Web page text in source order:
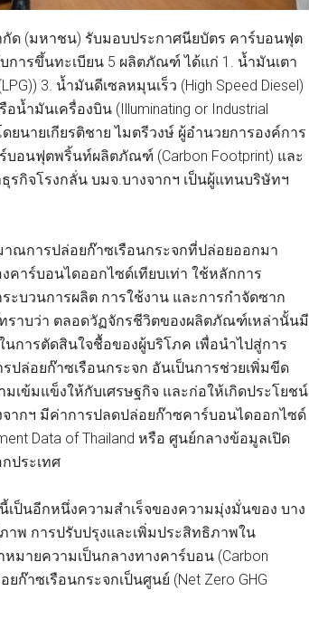
กัด (มหาชน) รับมอบประกาศนียบัตร คาร์บอนฟุต
การขึ้นทะเบียน 5 ผลิตภัณฑ์ ได้แก่ 1. น้ำมันเตา
3. น้ำมันดีเซลหมุนเร็ว (High Speed Diesel)
ำมันเครื่องบิน (Illuminating or Industrial
ยนายเกียรติชาย ไมตรีวงษ์ ผู้อำนวยการองค์การ
บอนฟุตพริ้นท์ผลิตภัณฑ์ (Carbon Footprint) และ
กิจโรงกลั่น บมจ.บางจากฯ เป็นผู้แทนบริษัทฯ
ณการปล่อยก๊าซเรือนกระจกที่ปล่อยออกมา
ร์บอนไดออกไซด์เทียบเท่า ใช้หลักการ
ะบวนการผลิต การใช้งาน และการกำจัดซาก
ราบว่า ตลอดวัฏจักรชีวิตของผลิตภัณฑ์เหล่านั้นมี
การตัดสินใจชื้อของผู้บริโภค เพื่อนำไปสู่การ
ล่อยก๊าซเรือนกระจก อันเป็นการช่วยเพิ่มขีด
เข้มแข็งให้กับเศรษฐกิจ และก่อให้เกิดประโยชน์
ากฯ มีค่าการปลดปล่อยก๊าซคาร์บอนไดออกไซด์
Data of Thailand หรือ ศูนย์กลางข้อมูลเปิด
ประเทศ
ป็นอีกหนึ่งความสำเร็จของความมุ่งมั่นของ บาง
พ การปรับปรุงและเพิ่มประสิทธิภาพใน
หมายความเป็นกลางทางคาร์บอน (Carbon
ก๊าซเรือนกระจกเป็นศูนย์ (Net Zero GHG